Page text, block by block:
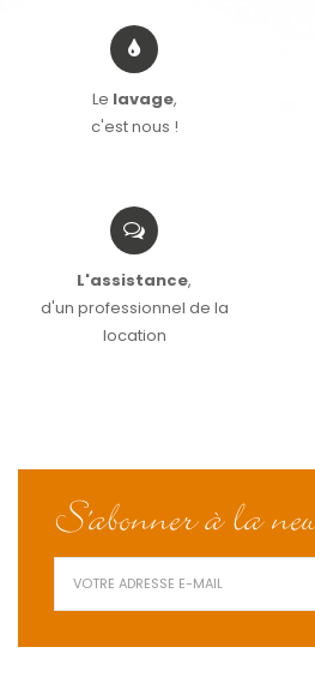
Le lavage,
c'est nous !
L'assistance,
d'un professionnel de la
location
S'abonner à la